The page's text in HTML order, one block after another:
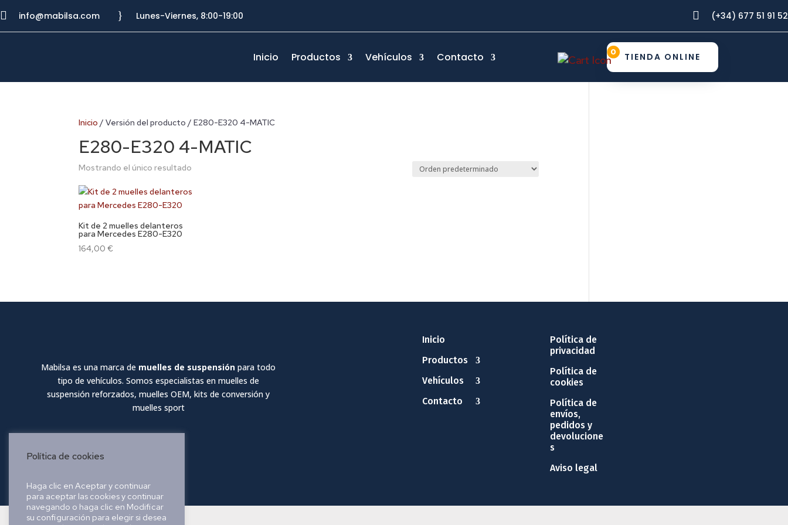
 info@mabilsa.com } Lunes-Viernes, 8:00-19:00  (+34) 677 51 91 52
Inicio Productos Vehículos Contacto TIENDA ONLINE
0
Inicio / Versión del producto / E280-E320 4-MATIC
E280-E320 4-MATIC
Mostrando el único resultado
Kit de 2 muelles delanteros
para Mercedes E280-E320
164,00€
Mabilsa es una marca de muelles de suspensión para todo
tipo de vehículos. Somos especialistas en muelles de
suspensión reforzados, muelles OEM, kits de conversión y
muelles sport
Inicio
Productos
Vehículos
Contacto
Política de
privacidad
Política de
cookies
Política de
envíos,
pedidos y
devolucione
s
Aviso legal
Política de cookies
Haga clic en Aceptar y continuar
para aceptar las cookies y continuar
navegando o haga clic en Modificar
su configuración para elegir si desea